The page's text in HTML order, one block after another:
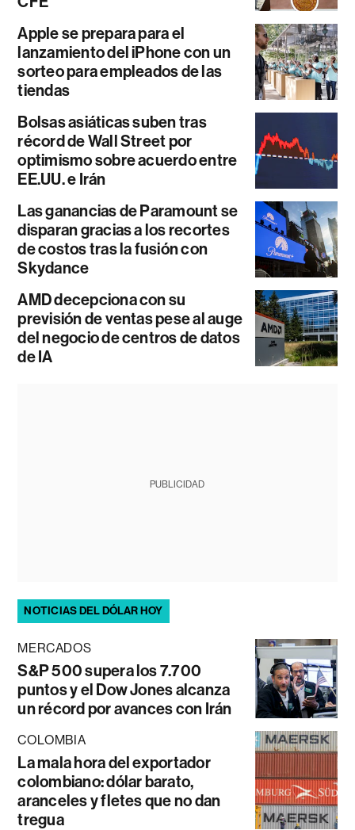
Apple se prepara para el
lanzamiento del iPhone con un
sorteo para empleados de las
tiendas
Bolsas asiáticas suben tras
récord de Wall Street por
optimismo sobre acuerdo entre
EE.UU. e Irán
Las ganancias de Paramount se
disparan gracias a los recortes
de costos tras la fusión con
Skydance
AMD decepciona con su
previsión de ventas pese al auge
del negocio de centros de datos
de IA
PUBLICIDAD
NOTICIAS DEL DÓLAR HOY
MERCADOS
S&P 500 supera los 7.700
puntos y el Dow Jones alcanza
un récord por avances con Irán
COLOMBIA
La mala hora del exportador
colombiano: dólar barato,
aranceles y fletes que no dan
tregua